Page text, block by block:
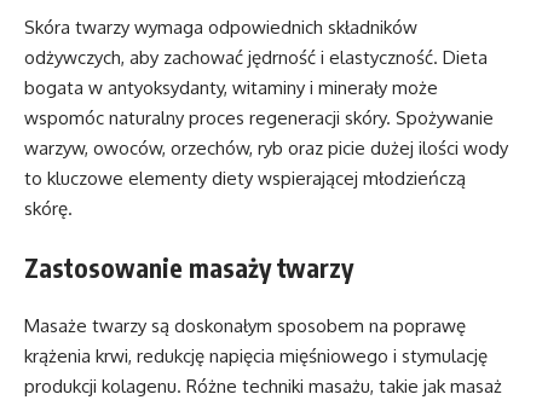
Skóra twarzy wymaga odpowiednich składników
odżywczych, aby zachować jędrność i elastyczność. Dieta
bogata w antyoksydanty, witaminy i minerały może
wspomóc naturalny proces regeneracji skóry. Spożywanie
warzyw, owoców, orzechów, ryb oraz picie dużej ilości wody
to kluczowe elementy diety wspierającej młodzieńczą
skórę.
Zastosowanie masaży twarzy
Masaże twarzy są doskonałym sposobem na poprawę
krążenia krwi, redukcję napięcia mięśniowego i stymulację
produkcji kolagenu. Różne techniki masażu, takie jak masaż